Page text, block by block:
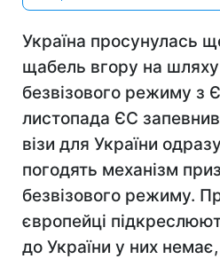
Україна просунулась
щабель вгору на
безвізового режиму з
листопада ЄС
візи для України
погодять механізм
безвізового режиму.
європейці
до України у них